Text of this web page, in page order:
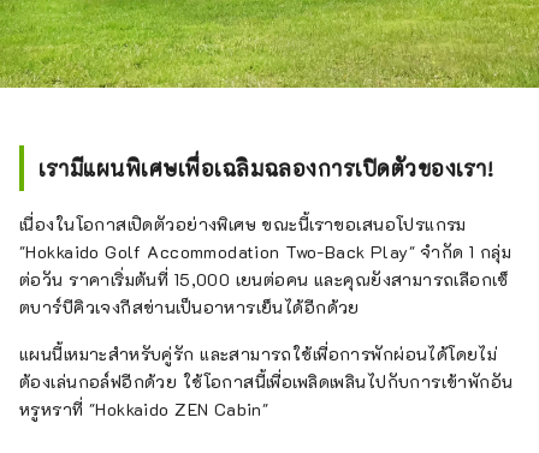
เรามีแผนพิเศษเพื่อเฉลิมฉลองการเปิดตัวของเรา!
เนื่องในโอกาสเปิดตัวอย่างพิเศษ ขณะนี้เราขอเสนอโปรแกรม
"Hokkaido Golf Accommodation Two-Back Play" จำกัด 1 กลุ่ม
ต่อวัน ราคาเริ่มต้นที่ 15,000 เยนต่อคน และคุณยังสามารถเลือกเซ็
ตบาร์บีคิวเจงกีสข่านเป็นอาหารเย็นได้อีกด้วย
แผนนี้เหมาะสำหรับคู่รัก และสามารถใช้เพื่อการพักผ่อนได้โดยไม่
ต้องเล่นกอล์ฟอีกด้วย ใช้โอกาสนี้เพื่อเพลิดเพลินไปกับการเข้าพักอัน
หรูหราที่ "Hokkaido ZEN Cabin"